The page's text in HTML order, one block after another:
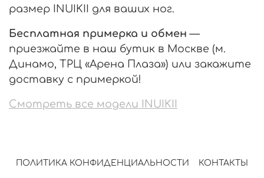
размер INUIKII для ваших ног.
Бесплатная примерка и обмен —
приезжайте в наш бутик в Москве (м.
Динамо, ТРЦ «Арена Плаза») или закажите
доставку с примеркой!
Смотреть все модели INUIKII
ПОЛИТИКА КОНФИДЕНЦИАЛЬНОСТИ КОНТАКТЫ